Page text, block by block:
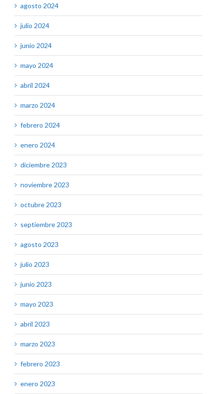
agosto 2024
julio 2024
junio 2024
mayo 2024
abril 2024
marzo 2024
febrero 2024
enero 2024
diciembre 2023
noviembre 2023
octubre 2023
septiembre 2023
agosto 2023
julio 2023
junio 2023
mayo 2023
abril 2023
marzo 2023
febrero 2023
enero 2023